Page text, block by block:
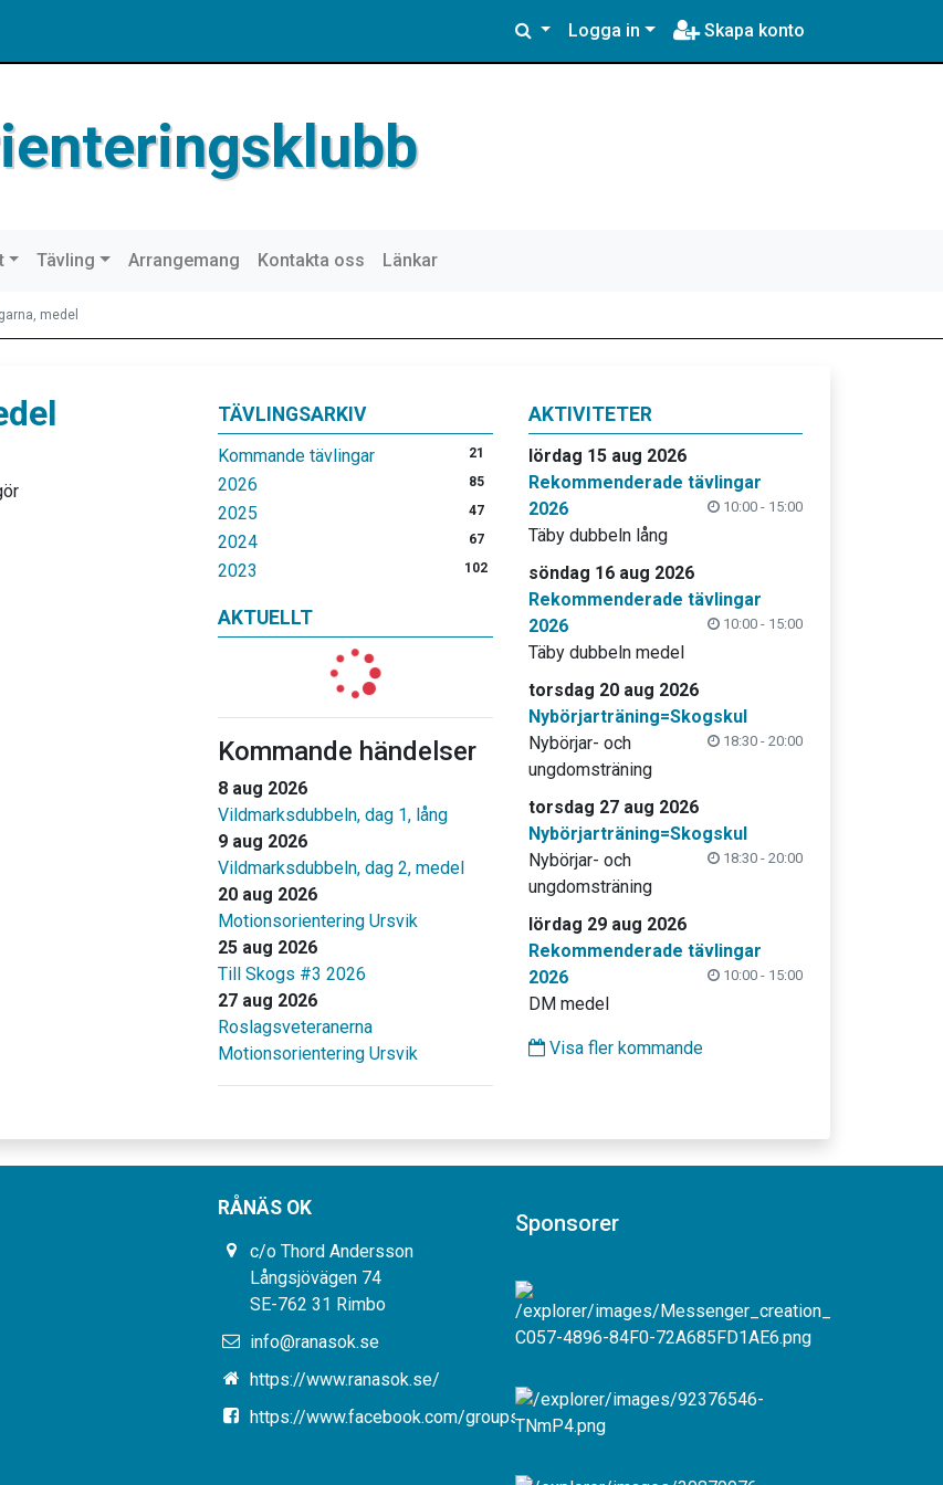
Logga in Skapa konto
Tävling Arrangemang Kontakta oss Länkar
medel
TÄVLINGSARKIV
Kommande tävlingar 21
2026 85
2025 47
2024 67
2023 102
AKTUELLT
Kommande händelser
8 aug 2026
Vildmarksdubbeln, dag 1, lång
9 aug 2026
Vildmarksdubbeln, dag 2, medel
20 aug 2026
Motionsorientering Ursvik
25 aug 2026
Till Skogs #3 2026
27 aug 2026
Roslagsveteranerna
Motionsorientering Ursvik
AKTIVITETER
lördag 15 aug 2026
Rekommenderade tävlingar
2026
10:00 - 15:00
Täby dubbeln lång
söndag 16 aug 2026
Rekommenderade tävlingar
2026
10:00 - 15:00
Täby dubbeln medel
torsdag 20 aug 2026
Nybörjarträning=Skogskul
18:30 - 20:00
Nybörjar- och
ungdomsträning
torsdag 27 aug 2026
Nybörjarträning=Skogskul
18:30 - 20:00
Nybörjar- och
ungdomsträning
lördag 29 aug 2026
Rekommenderade tävlingar
2026
10:00 - 15:00
DM medel
Visa fler kommande
RÅNÄS OK
c/o Thord Andersson
Långsjövägen 74
SE-762 31 Rimbo
info@ranasok.se
https://www.ranasok.se/
https://www.facebook.com/groups/331765426880858
Sponsorer